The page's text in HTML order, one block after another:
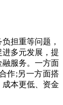
担重等问题，
多元发展，提
服务。一方面
作;另一方面搭
本更低、资金